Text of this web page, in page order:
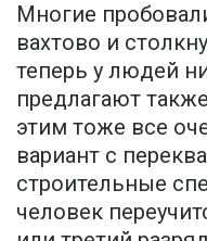
Многие
вахтово и
теперь у людей
предлагают
этим тоже все
вариант с
строительные
человек